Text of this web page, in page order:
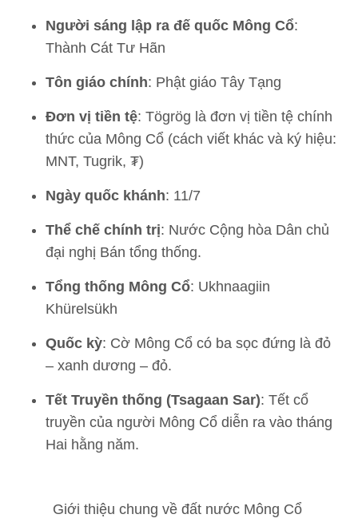
Người sáng lập ra đế quốc Mông Cổ:
Thành Cát Tư Hãn
Tôn giáo chính: Phật giáo Tây Tạng
Đơn vị tiền tệ: Tögrög là đơn vị tiền tệ chính
thức của Mông Cổ (cách viết khác và ký hiệu:
MNT, Tugrik, ₮)
Ngày quốc khánh: 11/7
Thể chế chính trị: Nước Cộng hòa Dân chủ
đại nghị Bán tổng thống.
Tổng thống Mông Cổ: Ukhnaagiin
Khürelsükh
Quốc kỳ: Cờ Mông Cổ có ba sọc đứng là đỏ
– xanh dương – đỏ.
Tết Truyền thống (Tsagaan Sar): Tết cổ
truyền của người Mông Cổ diễn ra vào tháng
Hai hằng năm.
Giới thiệu chung về đất nước Mông Cổ